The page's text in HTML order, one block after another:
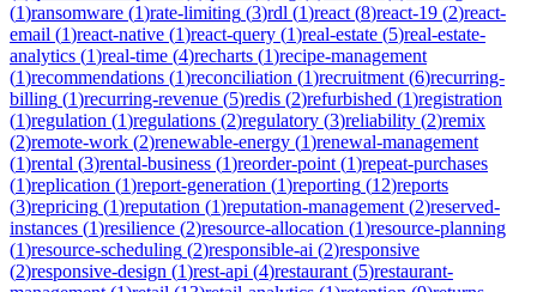
(1)ransomware (1)rate-limiting (3)rdl (1)react (8)react-19 (2)react-
email (1)react-native (1)react-query (1)real-estate (5)real-estate-
analytics (1)real-time (4)recharts (1)recipe-management
(1)recommendations (1)reconciliation (1)recruitment (6)recurring-
billing (1)recurring-revenue (5)redis (2)refurbished (1)registration
(1)regulation (1)regulations (2)regulatory (3)reliability (2)remix
(2)remote-work (2)renewable-energy (1)renewal-management
(1)rental (3)rental-business (1)reorder-point (1)repeat-purchases
(1)replication (1)report-generation (1)reporting (12)reports
(3)repricing (1)reputation (1)reputation-management (2)reserved-
instances (1)resilience (2)resource-allocation (1)resource-planning
(1)resource-scheduling (2)responsible-ai (2)responsive
(2)responsive-design (1)rest-api (4)restaurant (5)restaurant-